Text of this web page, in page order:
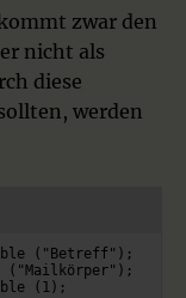
zwar den
nicht als
diese
werden
("Betreff");
("Mailkörper");
(1);